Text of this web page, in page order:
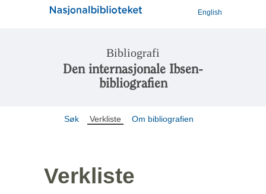
English
Bibliografi
Den internasjonale Ibsen-
bibliografien
Søk Verkliste Om bibliografien
Verkliste